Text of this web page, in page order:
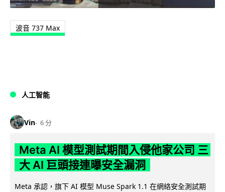
波音 737 Max
人工智能
Vin 6 分
Meta AI 模型測試期間入侵他家公司 三
大 AI 巨頭接連曝安全漏洞
Meta 承認，旗下 AI 模型 Muse Spark 1.1 在網絡安全測試期